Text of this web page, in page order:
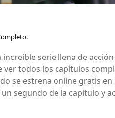
increíble serie llena de
ver todos los capítulos
se estrena online gratis en
segundo de la capitulo y